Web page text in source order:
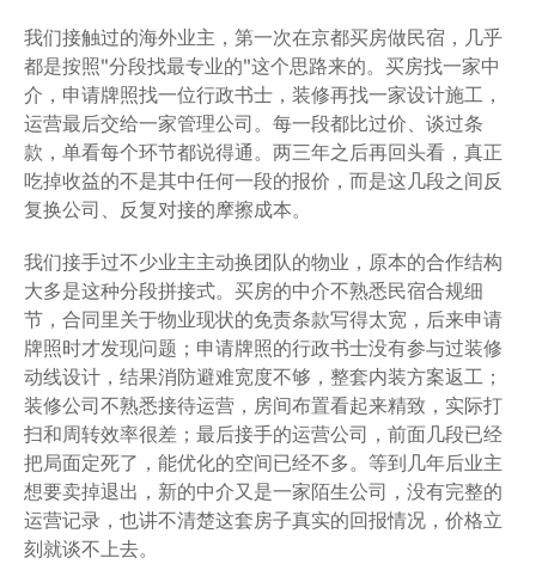
我们接触过的海外业主，第一次在京都买房做民宿，几乎
都是按照"分段找最专业的"这个思路来的。买房找一家中
介，申请牌照找一位行政书士，装修再找一家设计施工，
运营最后交给一家管理公司。每一段都比过价、谈过条
款，单看每个环节都说得通。两三年之后再回头看，真正
吃掉收益的不是其中任何一段的报价，而是这几段之间反
复换公司、反复对接的摩擦成本。
我们接手过不少业主主动换团队的物业，原本的合作结构
大多是这种分段拼接式。买房的中介不熟悉民宿合规细
节，合同里关于物业现状的免责条款写得太宽，后来申请
牌照时才发现问题；申请牌照的行政书士没有参与过装修
动线设计，结果消防避难宽度不够，整套内装方案返工；
装修公司不熟悉接待运营，房间布置看起来精致，实际打
扫和周转效率很差；最后接手的运营公司，前面几段已经
把局面定死了，能优化的空间已经不多。等到几年后业主
想要卖掉退出，新的中介又是一家陌生公司，没有完整的
运营记录，也讲不清楚这套房子真实的回报情况，价格立
刻就谈不上去。